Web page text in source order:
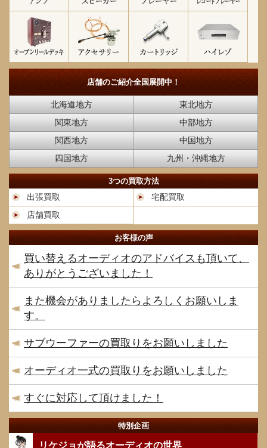
店舗のご紹介全国展開中！
北海道地方
東北地方
関東地方
中部地方
関西地方
中国地方
四国地方
九州・沖縄地方
3つの買取方法
出張買取
宅配買取
店舗買取
お客様の声
買い替えるオーディオのアドバイスも頂いて、
ありがとうございました！
また機会がありましたらよろしくお願いしま
す。
サブウーファーの買取りをお願いしました
オーディオ一式の買取りをお願いしました
すぐに対応して頂けました！
特別企画
リケジョが語るオーディオの世界